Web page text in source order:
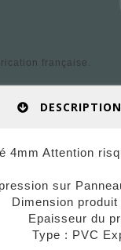
française.
4mm Attention
sur
Dimension
Epaisseur du
Type : PVC